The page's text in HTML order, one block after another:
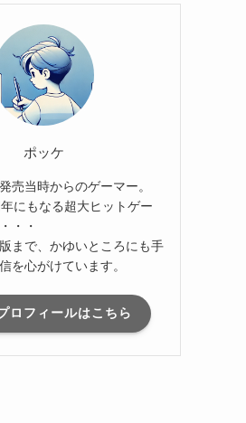
ポッケ
売当時からのゲーマー。
にもなる超大ヒットゲー
・・
まで、かゆいところにも手
を心がけています。
ロフィールはこちら